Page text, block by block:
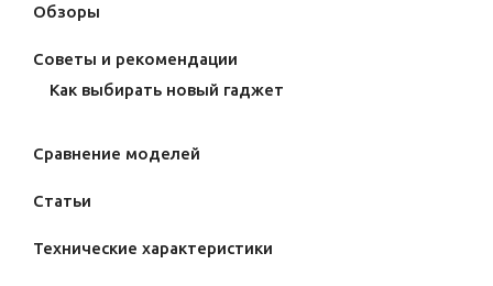
Обзоры
Советы и рекомендации
Как выбирать новый гаджет
Сравнение моделей
Статьи
Технические характеристики